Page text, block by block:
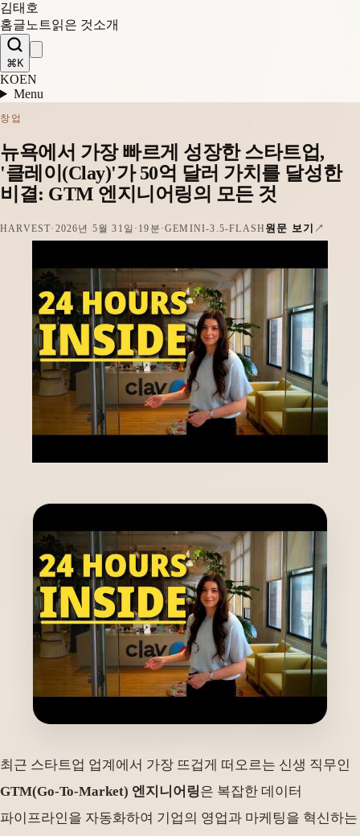
김태호
홈글 노트읽은 것소개
⌘K
KOEN
Menu
창업
뉴욕에서 가장 빠르게 성장한 스타트업,
'클레이(Clay)'가 50억 달러 가치를 달성한
비결: GTM 엔지니어링의 모든 것
HARVEST· 2026년 5월 31일 · 19분 ·GEMINI-3.5-FLASH 원문 보기
최근 스타트업 업계에서 가장 뜨겁게 떠오르는 신생 직무인
GTM(Go-To-Market) 엔지니어링은 복잡한 데이터
파이프라인을 자동화하여 기업의 영업과 마케팅을 혁신하는